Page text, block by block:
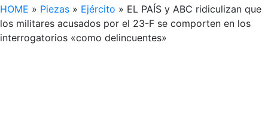
HOME » Piezas » Ejército » EL PAÍS y ABC ridiculizan que
los militares acusados por el 23-F se comporten en los
interrogatorios «como delincuentes»